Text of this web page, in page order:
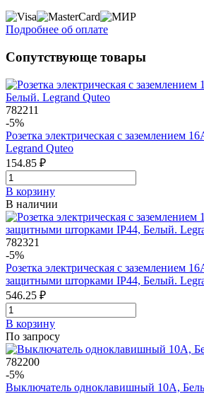
Подробнее об оплате
Сопутствующе товары
782211
-5%
Розетка электрическая с заземлением
Legrand Quteo
154.85 ₽
В корзинy
В наличии
782321
-5%
Розетка электрическая с заземлением
защитными шторками IP44, Белый.
546.25 ₽
В корзинy
По запросу
782200
-5%
Выключатель одноклавишный 10A,